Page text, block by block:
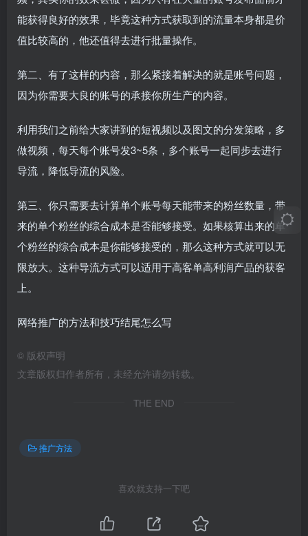
能获得良好的效果，毕竟这种方式获取到的流量本身都是价
值比较高的，他还值得去进行批量操作。
第二、有了这样的内容，那么紧接着解决的就是账号问题，
因为你需要大良的账号的承接你所生产的内容。
利用我们之前给大家讲到的短视频以及图文的分发策略，多
做视频，每天每个账号发3~5条，多个账号一起同步去进行
导流，降低导流的风险。
第三、你只需要去计算单个账号每天能带来的粉丝数量，带
来的单个粉丝的综合成本是否能够接受。如果核算出来的单
个粉丝的综合成本是你能够接受的，那么这种方式就可以无
限放大。这种导流方式可以适用于高客单高利润产品的获客
上。
网络推广的方法和技巧结尾怎么写
© 版权声明
文章版权归作者所有，未经允许请勿转载。
THE END
推广方法
喜欢就支持一下吧